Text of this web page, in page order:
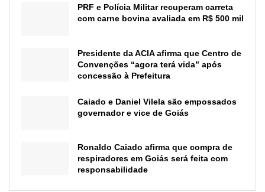
PRF e Polícia Militar recuperam carreta
com carne bovina avaliada em R$ 500 mil
Presidente da ACIA afirma que Centro de
Convenções “agora terá vida” após
concessão à Prefeitura
Caiado e Daniel Vilela são empossados
governador e vice de Goiás
Ronaldo Caiado afirma que compra de
respiradores em Goiás será feita com
responsabilidade